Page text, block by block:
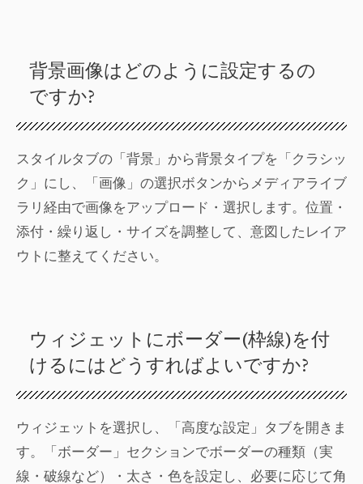
背景画像はどのように設定するの
ですか?
スタイルタブの「背景」から背景タイプを「クラシッ
ク」にし、「画像」の選択ボタンからメディアライブ
ラリ経由で画像をアップロード・選択します。位置・
添付・繰り返し・サイズを調整して、意図したレイア
ウトに整えてください。
ウィジェットにボーダー(枠線)を付
けるにはどうすればよいですか?
ウィジェットを選択し、「高度な設定」タブを開きま
す。「ボーダー」セクションでボーダーの種類（実
線・破線など）・太さ・色を設定し、必要に応じて角